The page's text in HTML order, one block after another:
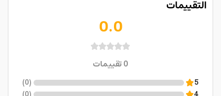
التقييمات
0.0
0تقييمات
5
(
0
)